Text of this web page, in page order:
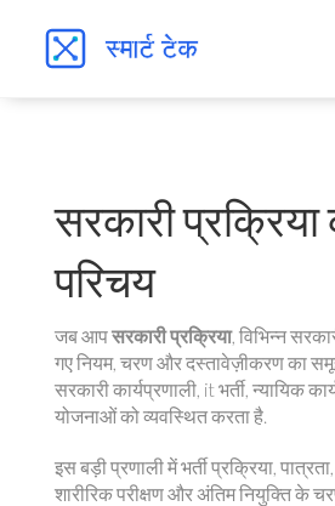
सरकारी प्रक्रिया
परिचय
जब आपसरकारी प्रक्रिया, विभिन्न
गए नियम, चरण और दस्तावेज़ीकरण का
सरकारी कार्यप्रणाली, itभर्ती, न्यायिक
योजनाओं को व्यवस्थित करता है.
इस बड़ी प्रणाली मेंभर्ती प्रक्रिया,
शारीरिक परीक्षण और अंतिम नियुक्ति के